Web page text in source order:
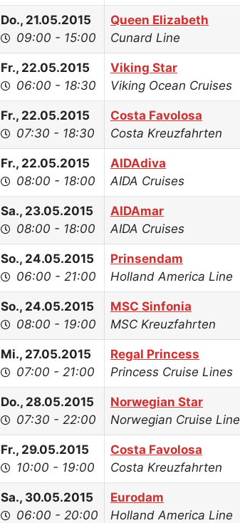
Do., 21.05.2015
09:00 - 15:00
Queen Elizabeth
Cunard Line
Fr., 22.05.2015
06:00 - 18:30
Viking Star
Viking Ocean Cruises
Fr., 22.05.2015
07:30 - 18:30
Costa Favolosa
Costa Kreuzfahrten
Fr., 22.05.2015
08:00 - 18:00
AIDAdiva
AIDA Cruises
Sa., 23.05.2015
08:00 - 18:00
AIDAmar
AIDA Cruises
So., 24.05.2015
06:00 - 21:00
Prinsendam
Holland America Line
So., 24.05.2015
08:00 - 19:00
MSC Sinfonia
MSC Kreuzfahrten
Mi., 27.05.2015
07:00 - 21:00
Regal Princess
Princess Cruise Lines
Do., 28.05.2015
07:30 - 22:00
Norwegian Star
Norwegian Cruise Line
Fr., 29.05.2015
10:00 - 19:00
Costa Favolosa
Costa Kreuzfahrten
Sa., 30.05.2015
06:00 - 20:00
Eurodam
Holland America Line